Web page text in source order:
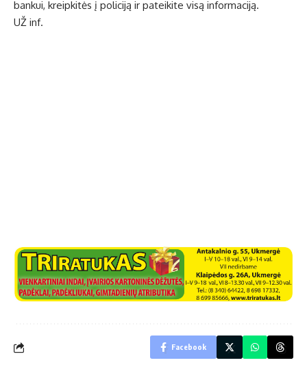
bankui, kreipkitės į policiją ir pateikite visą informaciją.
UŽ inf.
Facebook